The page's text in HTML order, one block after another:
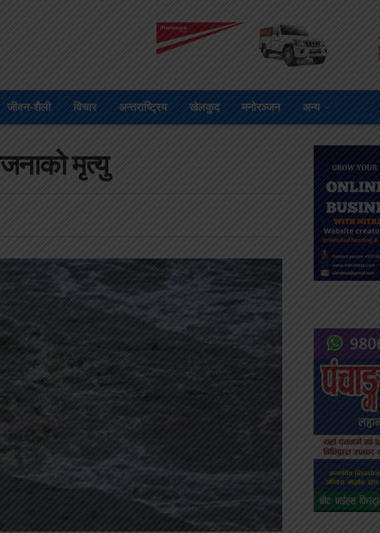
जीवन-शैली विचार अन्तराष्ट्रिय खेलकुद मनोरञ्जन अन्य
मृत्यु